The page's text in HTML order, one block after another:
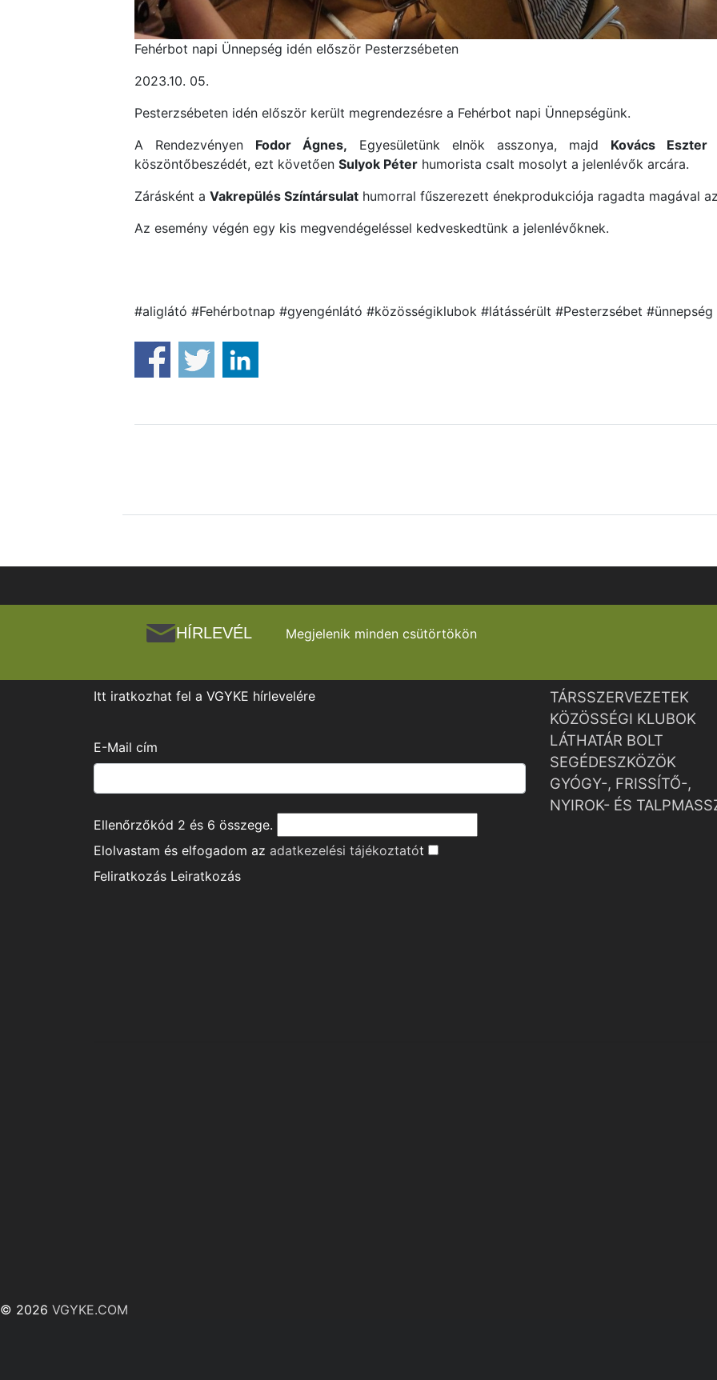
Fehérbot napi Ünnepség idén először Pesterzsébeten
2023.10. 05.
Pesterzsébeten idén először került megrendezésre a Fehérbot napi Ünnepségünk.
A Rendezvényen Fodor Ágnes, Egyesületünk elnök asszonya, majd Kovács Eszter
köszöntőbeszédét, ezt követően Sulyok Péter humorista csalt mosolyt a jelenlévők arcára.
Zárásként a Vakrepülés Színtársulat humorral fűszerezett énekprodukciója ragadta magával
Az esemény végén egy kis megvendégeléssel kedveskedtünk a jelenlévőknek.
#aliglátó #Fehérbotnap #gyengénlátó #közösségiklubok #látássérült #Pesterzsébet #ünnepség
HÍRLEVÉL Megjelenik minden csütörtökön
Itt iratkozhat fel a VGYKE hírlevelére
E-Mail cím
Ellenőrzőkód 2 és 6 összege.
Elolvastam és elfogadom az adatkezelési tájékoztatót
Feliratkozás Leiratkozás
TÁRSSZERVEZETEK
KÖZÖSSÉGI KLUBOK
LÁTHATÁR BOLT
SEGÉDESZKÖZÖK
GYÓGY-, FRISSÍTŐ-,
NYIROK- ÉS
© 2026 VGYKE.COM